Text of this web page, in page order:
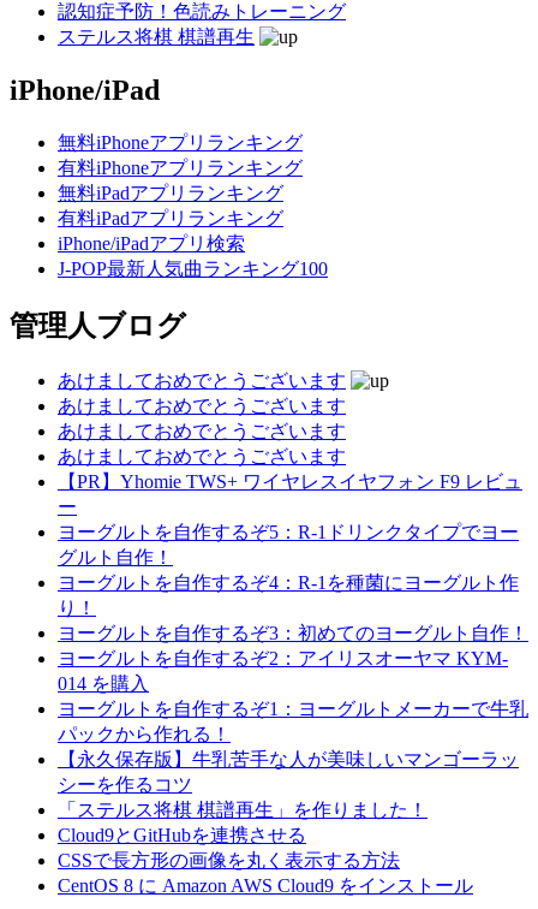
認知症予防！色読みトレーニング
ステルス将棋 棋譜再生
iPhone/iPad
無料iPhoneアプリランキング
有料iPhoneアプリランキング
無料iPadアプリランキング
有料iPadアプリランキング
iPhone/iPadアプリ検索
J-POP最新人気曲ランキング100
管理人ブログ
あけましておめでとうございます
あけましておめでとうございます
あけましておめでとうございます
あけましておめでとうございます
【PR】Yhomie TWS+ ワイヤレスイヤフォン F9 レビュ
ー
ヨーグルトを自作するぞ5：R-1ドリンクタイプでヨー
グルト自作！
ヨーグルトを自作するぞ4：R-1を種菌にヨーグルト作
り！
ヨーグルトを自作するぞ3：初めてのヨーグルト自作！
ヨーグルトを自作するぞ2：アイリスオーヤマ KYM-
014 を購入
ヨーグルトを自作するぞ1：ヨーグルトメーカーで牛乳
パックから作れる！
【永久保存版】牛乳苦手な人が美味しいマンゴーラッ
シーを作るコツ
「ステルス将棋 棋譜再生」を作りました！
Cloud9とGitHubを連携させる
CSSで長方形の画像を丸く表示する方法
CentOS 8 に Amazon AWS Cloud9 をインストール